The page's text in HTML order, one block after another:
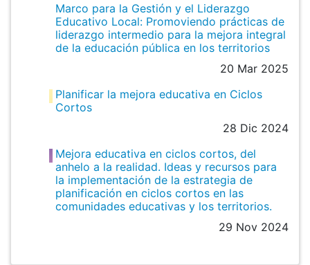
Marco para la Gestión y el Liderazgo
Educativo Local: Promoviendo prácticas de
liderazgo intermedio para la mejora integral
de la educación pública en los territorios
20 Mar 2025
Planificar la mejora educativa en Ciclos
Cortos
28 Dic 2024
Mejora educativa en ciclos cortos, del
anhelo a la realidad. Ideas y recursos para
la implementación de la estrategia de
planificación en ciclos cortos en las
comunidades educativas y los territorios.
29 Nov 2024